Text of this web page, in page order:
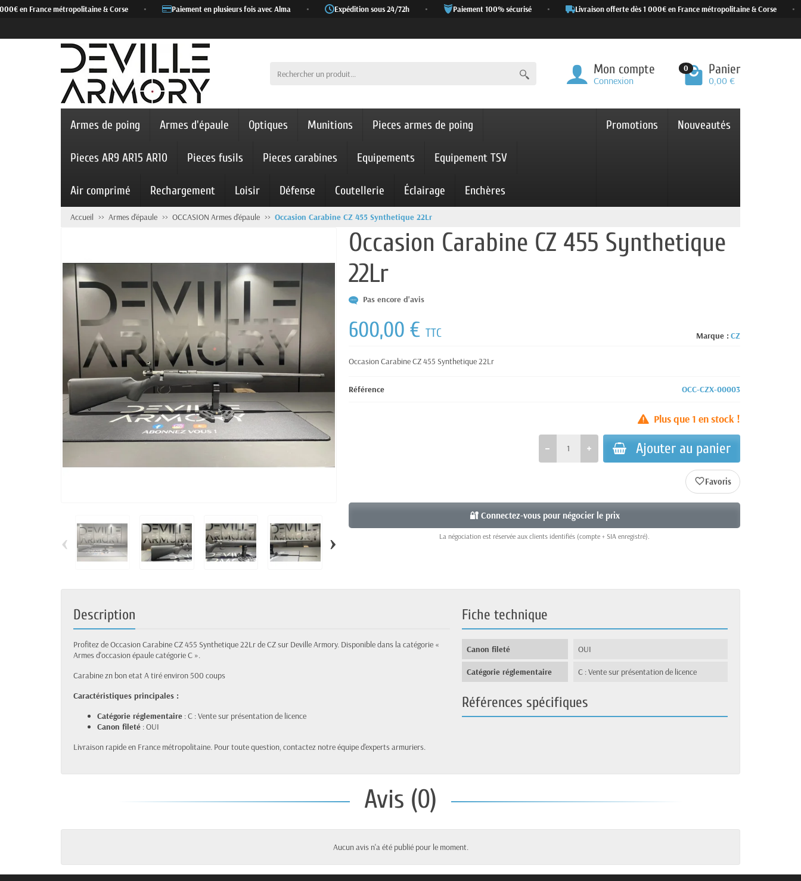
en France métropolitaine & Corse Paiement en plusieurs fois avec Alma Expédition sous 24/72h Paiement 100% sécurisé Livraison offerte dès 1 000€ en France métropolitaine & Corse
Mon compte
Connexion
0 Panier
0,00 €
Armes de poing Armes d'épaule Optiques Munitions Pieces armes de poing
Pieces AR9 AR15 AR10 Pieces fusils Pieces carabines Equipements Equipement TSV
Air comprimé Rechargement Loisir Défense Coutellerie Éclairage Enchères
Promotions Nouveautés
Accueil Armes d'épaule OCCASION Armes d'épaule Occasion Carabine CZ 455 Synthetique 22Lr
‹ ›
Occasion Carabine CZ 455 Synthetique
22Lr
Pas encore d'avis
Marque : CZ
600,00 €TTC
Occasion Carabine CZ 455 Synthetique 22Lr
Référence OCC-CZX-00003
Plus que 1 en stock !
Ajouter au panier
favorite_border
🔐 Connectez-vous pour négocier le prix
La négociation est réservée aux clients identifiés (compte + SIA enregistré).
Description
Profitez de Occasion Carabine CZ 455 Synthetique 22Lr de CZ sur Deville Armory. Disponible dans la catégorie «
Armes d'occasion épaule catégorie C ».
Carabine zn bon etat A tiré environ 500 coups
Caractéristiques principales :
Catégorie réglementaire : C : Vente sur présentation de licence
Canon fileté : OUI
Livraison rapide en France métropolitaine. Pour toute question, contactez notre équipe d'experts armuriers.
Fiche technique
Canon fileté OUI
Catégorie réglementaire C : Vente sur présentation de licence
Références spécifiques
Avis (0)
Aucun avis n'a été publié pour le moment.